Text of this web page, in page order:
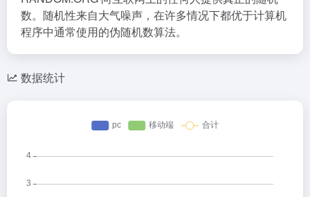
数。随机性来自大气噪声，在许多情况下都优于计算机
程序中通常使用的伪随机数算法。
数据统计